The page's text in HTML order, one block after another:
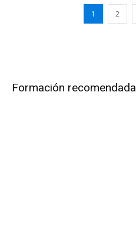
1 2
Formación recomendada